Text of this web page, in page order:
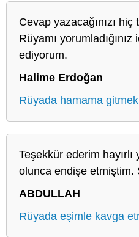
Cevap yazacağınızı
Rüyamı
ediyorum.
Halime Erdoğan
Rüyada hamama
Teşekkür ederim hayırlı
olunca endişe etmiştim.
ABDULLAH
Rüyada eşimle kavga